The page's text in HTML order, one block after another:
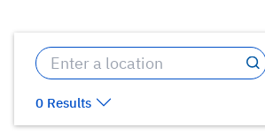
0 Results